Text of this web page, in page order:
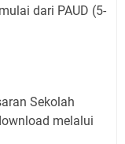
dari PAUD (5-
Sekolah
melalui